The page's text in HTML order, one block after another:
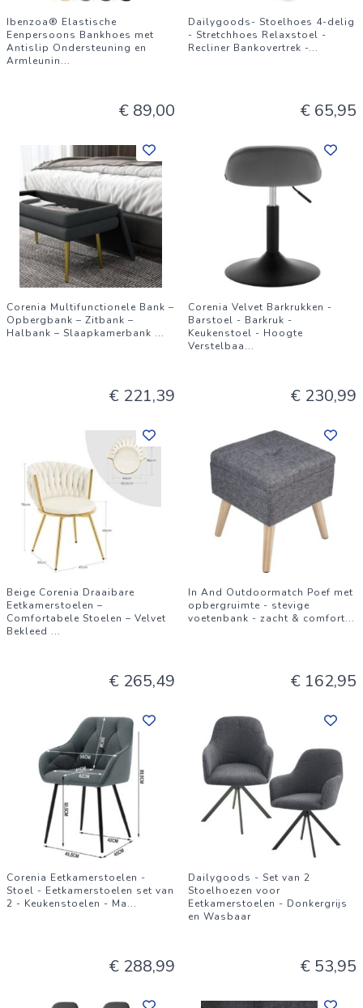
Ibenzoa® Elastische
Eenpersoons Bankhoes met
Antislip Ondersteuning en
Armleunin...
€ 89,00
Dailygoods- Stoelhoes 4-delig
- Stretchhoes Relaxstoel -
Recliner Bankovertrek -...
€ 65,95
Corenia Multifunctionele Bank –
Opbergbank – Zitbank –
Halbank – Slaapkamerbank ...
€ 221,39
Corenia Velvet Barkrukken -
Barstoel - Barkruk -
Keukenstoel - Hoogte
Verstelbaa...
€ 230,99
Beige Corenia Draaibare
Eetkamerstoelen –
Comfortabele Stoelen – Velvet
Bekleed ...
€ 265,49
In And Outdoormatch Poef met
opbergruimte - stevige
voetenbank - zacht & comfort...
€ 162,95
Corenia Eetkamerstoelen -
Stoel - Eetkamerstoelen set van
2 - Keukenstoelen - Ma...
€ 288,99
Dailygoods - Set van 2
Stoelhoezen voor
Eetkamerstoelen - Donkergrijs
en Wasbaar
€ 53,95